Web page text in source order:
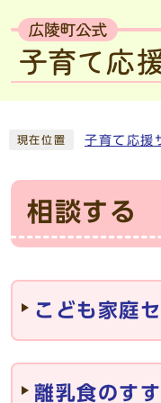
現在位置 子育て応援
相談する
メインメニュ
こども家庭
離乳食のす